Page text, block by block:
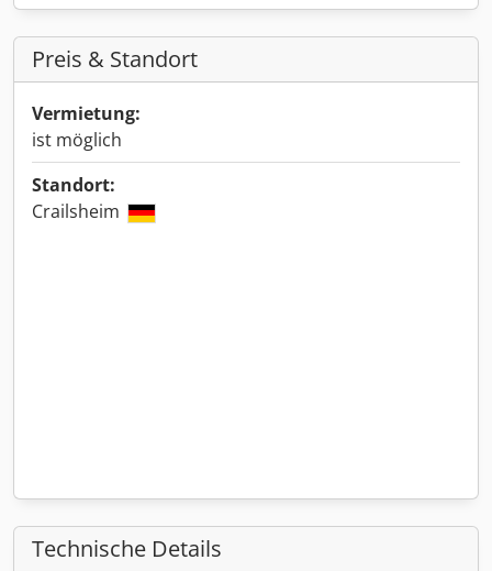
Preis & Standort
Vermietung:
ist möglich
Standort:
Crailsheim
Technische Details